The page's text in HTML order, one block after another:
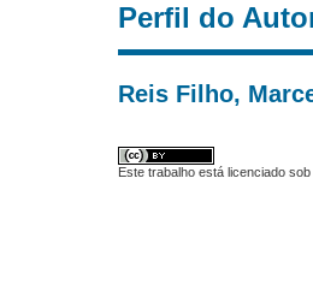
Perfil do
Reis Filho,
Este trabalho está licenciado